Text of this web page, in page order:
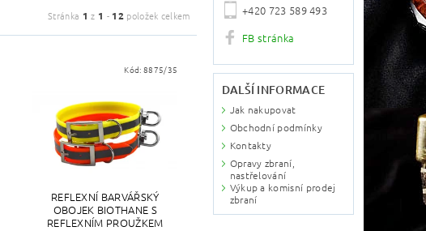
Stránka 1 z 1 - 12položek celkem
Kód: 8875/35
REFLEXNÍ BARVÁŘSKÝ
OBOJEK BIOTHANE S
REFLEXNÍM PROUŽKEM
+420 723 589 493
FB stránka
DALŠÍ INFORMACE
Jak nakupovat
Obchodní podmínky
Kontakty
Opravy zbraní,
nastřelování
Výkup a komisní prodej
zbraní